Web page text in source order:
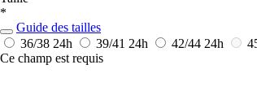
*
Guide des tailles
36/38 24h 39/41 24h 42/44 24h
Ce champ est requis